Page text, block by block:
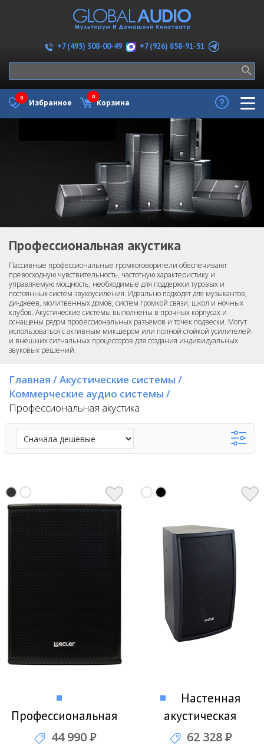
+7 (495) 308-00-49 +7 (926) 858-91-51
Избранное
0
Корзина
0
Профессиональная акустика
Пассивные профессиональные громкоговорители обеспечивают
превосходную чувствительность, частотную характеристику и
управляемую мощность, необходимые для поддержки туровых и
постоянных систем звукоусиления. Идеально подходят для музыкантов,
ди-джеев, молитвенных домов, систем громкой связи, школ и ночных
клубов. Акустические системы выполнены в прочных корпусах и
оснащены рядом профессиональных разъемов и точек подвески. Могут
использоваться с активным микшером или полной стойкой усилителей
и внешних сигнальных процессоров для создания индивидуальных
звуковых решений.
Главная /Акустические системы /
Коммерческие аудио системы /
Профессиональная акустика
Профессиональная
акустика ECLER
44 990Р
Настенная
акустическая
система Biamp
62 328Р